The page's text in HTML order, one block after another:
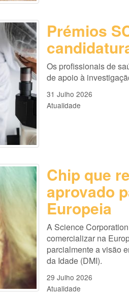
Prémios
Os profissionais de
de apoio à
31 Julho 2026
Atualidade
Chip que
aprovado
Europeia
A Science
comercializar na
parcialmente a visão
da Idade (DMI).
29 Julho 2026
Atualidade